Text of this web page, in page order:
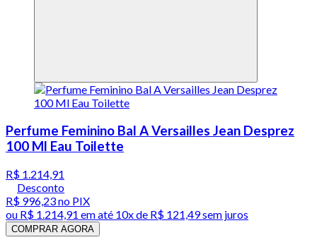
Perfume Feminino Bal A Versailles Jean Desprez
100 Ml Eau Toilette
R$ 1.214,91
Desconto
R$ 996,23no PIX
ou R$ 1.214,91 em até 10x de R$ 121,49 sem juros
COMPRAR AGORA